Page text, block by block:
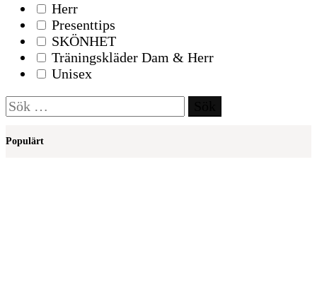
Herr
Presenttips
SKÖNHET
Träningskläder Dam & Herr
Unisex
Sök
efter:
Populärt